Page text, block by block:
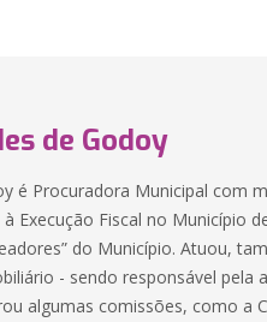
de Godoy
é Procuradora Municipal com
Execução Fiscal no Município
do Município. Atuou,
- sendo responsável pela
algumas comissões, como a